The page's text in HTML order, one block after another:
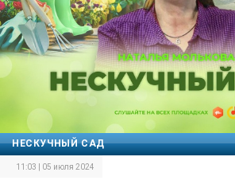
НЕСКУЧНЫЙ САД
11:03 | 05 июля 2024